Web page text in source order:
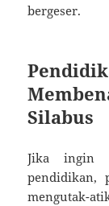
bergeser.
Silabus
Jika ingin
pendidikan,
mengutak-